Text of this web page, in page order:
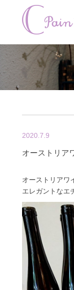
2020.7.9
オーストリア
オーストリアワ
エレガントなエ